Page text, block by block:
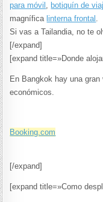
para móvil , botiquín de
magnífica linterna frontal .
Si vas a Tailandia, no te
[/expand]
[expand title=»Donde
En Bangkok hay una
económicos.
Booking.com
[/expand]
[expand title=»Como